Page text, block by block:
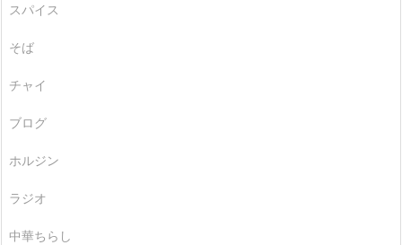
スパイス
そば
チャイ
ブログ
ホルジン
ラジオ
中華ちらし